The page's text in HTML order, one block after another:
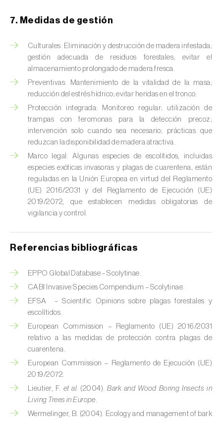
Coleópteros de grandes dimensiones
Coleópteros de pequeñas dimensiones
Criocero del espárrago ( Crioceris asparagi e
C. duodecimpunctata)
Cuerado (Agrotis saucia)
Culebrilla del corcho (Coroebus undatus )
Drosófila de alas manchadas (Drosophila
suzukii )
Esbelto latón bruñido (
Escama harinosa (Pseudococcus
Escarabajo de la patata (Leptinotarsa
decemlineata)
Escarabajo de las ramas del nogal
(
Pityophthorus juglandis )
Escarabajo del frambueso (
Escarabajo descortezador grande del
alerce (Ips cembrae
Escarabajo japonés (
7. Medidas de gestión
Culturales: Eliminación y destrucción de madera infestada;
gestión adecuada de residuos forestales; evitar el
almacenamiento prolongado de madera fresca.
Preventivas: Mantenimiento de la vitalidad de la masa;
reducción del estrés hídrico; evitar heridas en el tronco.
Protección integrada: Monitoreo regular; utilización de
trampas con feromonas para la detección precoz;
intervención solo cuando sea necesario; prácticas que
reduzcan la disponibilidad de madera atractiva.
Marco legal: Algunas especies de escolítidos, incluidas
especies exóticas invasoras y plagas de cuarentena, están
reguladas en la Unión Europea en virtud del Reglamento
(UE) 2016/2031 y del Reglamento de Ejecución (UE)
2019/2072, que establecen medidas obligatorias de
vigilancia y control.
Referencias bibliográficas
EPPO Global Database – Scolytinae.
CABI Invasive Species Compendium – Scolytinae.
EFSA – Scientific Opinions sobre plagas forestales y
escolítidos.
European Commission – Reglamento (UE) 2016/2031
relativo a las medidas de protección contra plagas de
cuarentena.
European Commission – Reglamento de Ejecución (UE)
2019/2072.
Lieutier, F. et al. (2004).Bark and Wood Boring Insects in
Living Trees in Europe
Wermelinger, B. (2004). Ecology and management of bark